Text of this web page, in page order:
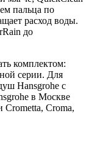
пальца по
расход воды.
до
комплектом:
серии. Для
Hansgrohe с
в Москве
Croma,